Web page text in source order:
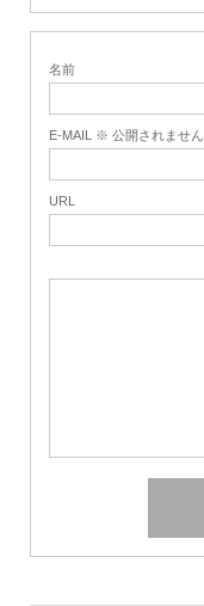
名前
E-MAIL ※ 公開されません
URL